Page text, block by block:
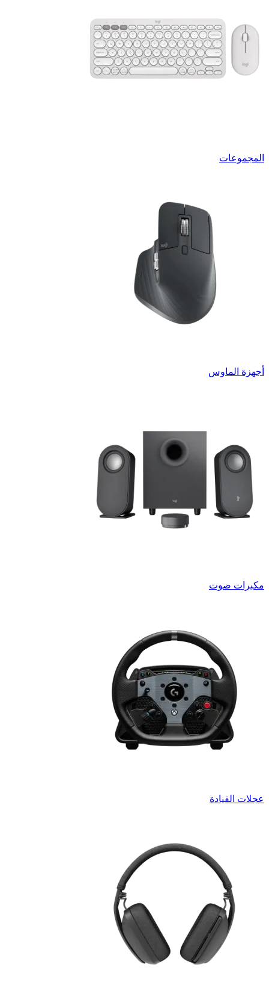
المجموعات
أجهزة الماوس
مكبرات صوت
عجلات القيادة